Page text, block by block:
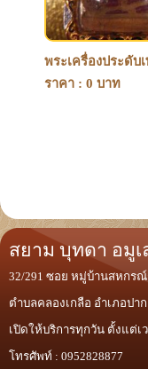
พระเครื่องประดับ
ราคา : 0 บาท
สยาม บุทดา อมูเ
32/291 ซอย หมู่บ้านสหกร
ตำบลคลองเกลือ อำเภอปา
เปิดให้บริการทุกวัน ตั้งแต่เว
โทรศัพท์ : 0952828877